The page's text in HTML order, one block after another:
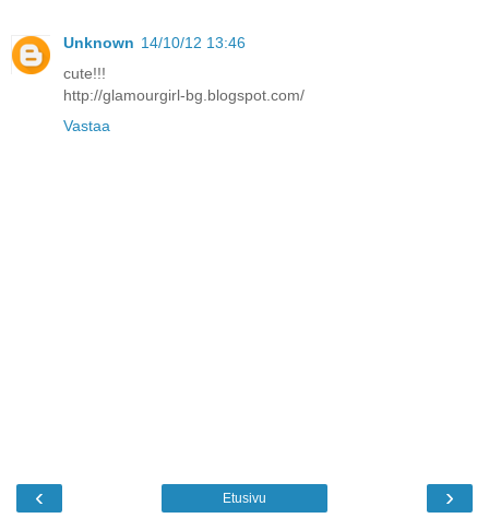
Unknown 14/10/12 13:46
cute!!!
http://glamourgirl-bg.blogspot.com/
Vastaa
‹ ›
Etusivu